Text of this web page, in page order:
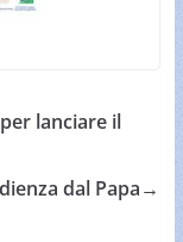
lanciare il
dal Papa→